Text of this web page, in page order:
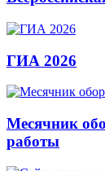
ГИА 2026
Месячник
работы